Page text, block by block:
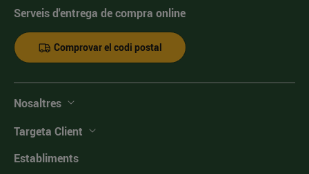
Serveis d'entrega de compra online
Comprovar el codi postal
Nosaltres
Targeta Client
Establiments